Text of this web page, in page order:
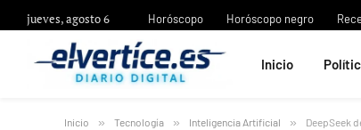
jueves, agosto 6 Horóscopo Horóscopo negro
Inicio
Inicio » Tecnología » Inteligencia Artificial » DeepSeek